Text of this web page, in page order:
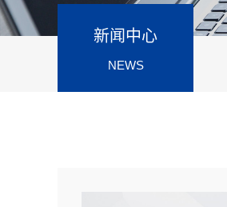
新闻中心
NEWS